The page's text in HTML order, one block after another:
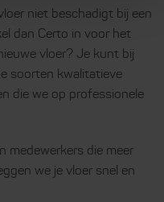
niet beschadigt bij een
dan Certo in voor het
vloer? Je kunt bij
soorten kwalitatieve
die we op professionele
medewerkers die meer
we je vloer snel en